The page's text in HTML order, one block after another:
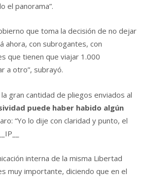
el panorama”.
que toma la decisión de no dejar
ahora, con subrogantes, con
que tienen que viajar 1.000
a otro”, subrayó.
gran cantidad de pliegos enviados al
puede haber habido algún
“Yo lo dije con claridad y punto, el
__IP__
interna de la misma Libertad
muy importante, diciendo que en el